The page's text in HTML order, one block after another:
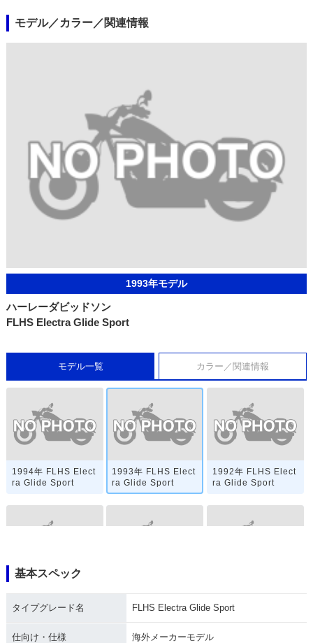
モデル／カラー／関連情報
1993年モデル
ハーレーダビッドソン
FLHS Electra Glide Sport
モデル一覧 カラー／関連情報
1994年 FLHS Elect
ra Glide Sport
1993年 FLHS Elect
ra Glide Sport
1992年 FLHS Elect
ra Glide Sport
基本スペック
タイプグレード名 FLHS Electra Glide Sport
仕向け・仕様 海外メーカーモデル